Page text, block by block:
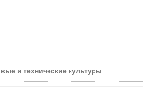
и технические культуры